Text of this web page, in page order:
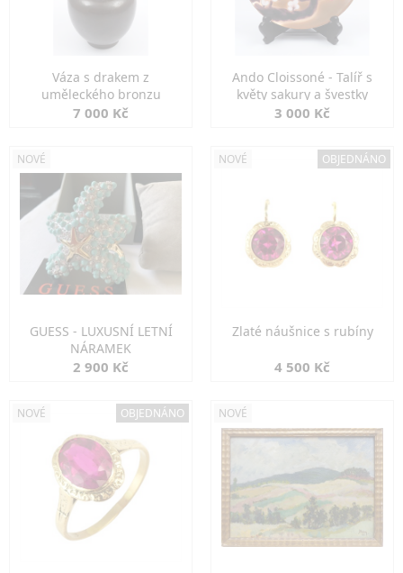
Váza s drakem z
uměleckého bronzu
7 000 Kč
Ando Cloissoné - Talíř s
květy sakury a švestky
3 000 Kč
NOVÉ
GUESS - LUXUSNÍ LETNÍ
NÁRAMEK
2 900 Kč
NOVÉ OBJEDNÁNO
Zlaté náušnice s rubíny
4 500 Kč
NOVÉ OBJEDNÁNO NOVÉ